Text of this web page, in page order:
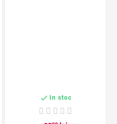
 In stoc